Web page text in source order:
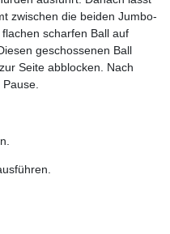
zwischen die beiden Jumbo-
scharfen Ball auf
geschossenen Ball
Seite abblocken. Nach